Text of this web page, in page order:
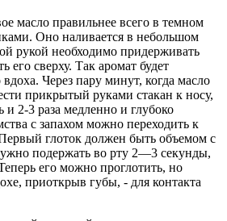
масло правильнее всего в темном
Оно наливается в небольшом
рукой необходимо придерживать
его сверху. Так аромат будет
вдоха. Через пару минут, когда масло
прикрытый руками стакан к носу,
2-3 раза медленно и глубоко
с запахом можно переходить к
глоток должен быть объемом с
подержать во рту 2—3 секунды,
его можно проглотить, но
приоткрыв губы, - для контакта